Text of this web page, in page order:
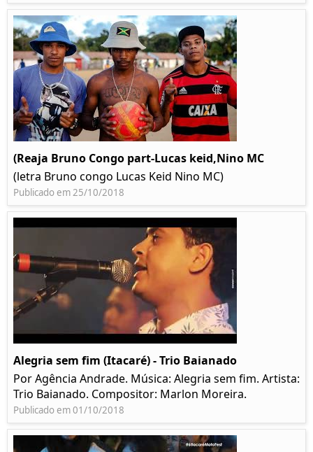
(Reaja Bruno Congo part-Lucas keid,Nino MC
(letra Bruno congo Lucas Keid Nino MC)
Publicado em 25/10/2018
Alegria sem fim (Itacaré) - Trio Baianado
Por Agência Andrade. Música: Alegria sem fim. Artista:
Trio Baianado. Compositor: Marlon Moreira.
Publicado em 01/10/2018